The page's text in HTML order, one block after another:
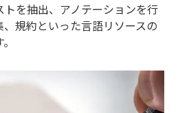
トを抽出、アノテーションを行
規約といった言語リソースの